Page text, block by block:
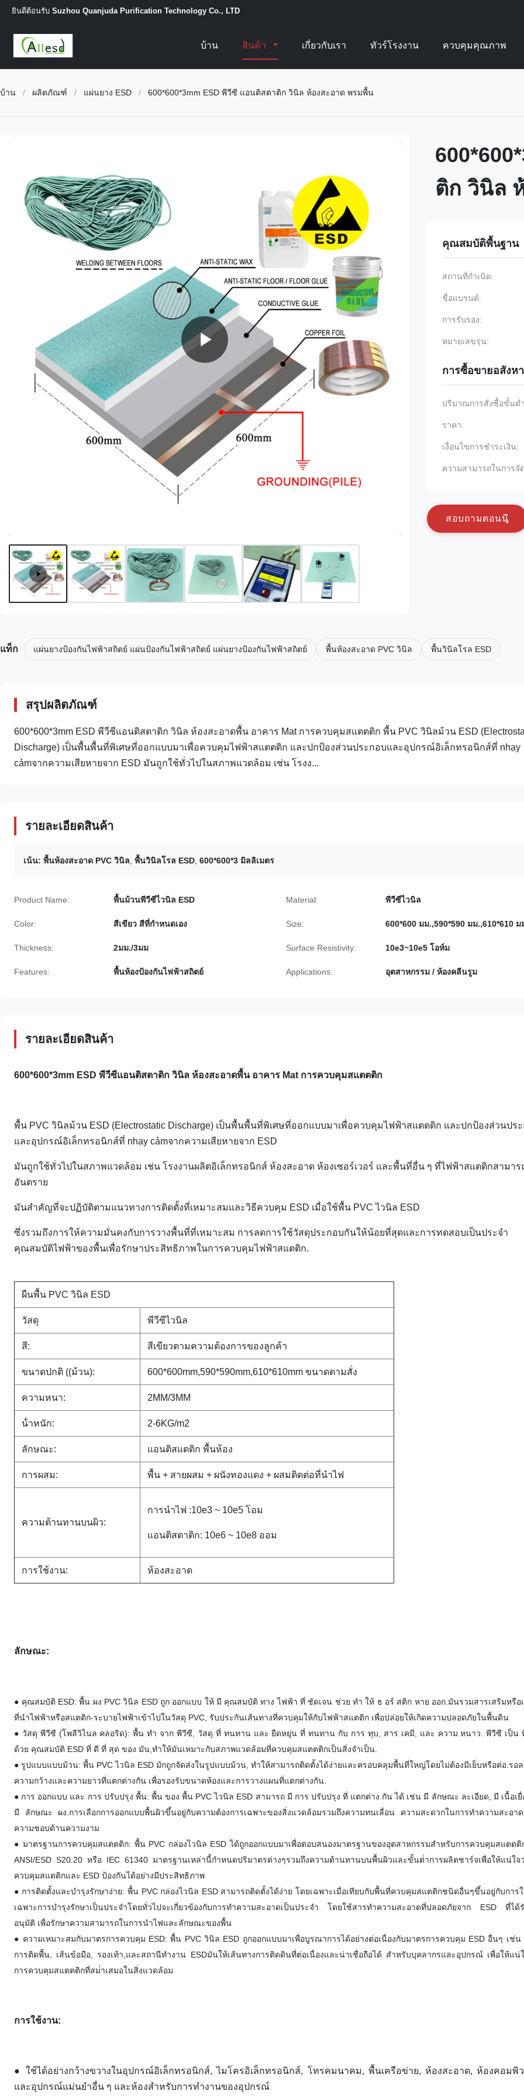
ยินดีต้อนรับ Suzhou Quanjuda Purification Technology Co., LTD
บ้าน สินค้า เกี่ยวกับเรา ทัวร์โรงงาน ควบคุมคุณภาพ
บ้าน / ผลิตภัณฑ์ / แผ่นยาง ESD / 600*600*3mm ESD พีวีซี แอนติสตาติก วินิล ห้องสะอาด พรมพื้น
ติก วินิล
คุณสมบัติพื้นฐาน
สถานที่กำเนิด:
ชื่อแบรนด์:
การรับรอง:
หมายเลขรุ่น:
การซื้อขายอสังห
ปริมาณการสั่งซื้อขั้นต่
ราคา:
เงื่อนไขการชำระเงิน:
ความสามารถในการจั
สอบถามตอนน
แท็ก แผ่นยางป้องกันไฟฟ้าสถิตย์ แผ่นป้องกันไฟฟ้าสถิตย์ แผ่นยางป้องกันไฟฟ้าสถิตย์ พื้นห้องสะอาด PVC วินิล พื้นวินิลโรล ESD
สรุปผลิตภัณฑ์
600*600*3mm ESD พีวีซีแอนติสตาติก วินิล ห้องสะอาดพื้น อาคาร Mat การควบคุมสแตตติก พื้น PVC วินิลม้วน ESD
Discharge) เป็นพื้นพื้นที่พิเศษที่ออกแบบมาเพื่อควบคุมไฟฟ้าสแตตติก และปกป้องส่วนประกอบและอุปกรณ์อิเล็กทรอนิกส์ที่ nhạy
cảmจากความเสียหายจาก ESD มันถูกใช้ทั่วไปในสภาพแวดล้อม เช่น โรงง...
รายละเอียดสินค้า
เน้น: พื้นห้องสะอาด PVC วินิล พื้นวินิลโรล ESD 600*600*3 มิลลิเมตร
Product Name: พื้นม้วนพีวีซีไวนิล ESD Material: พีวีซีไวนิล
Color: สีเขียว สีที่กำหนดเอง Size: 600*600 มม.,590*590 มม.,610*610 ม
Thickness: 2มม./3มม Surface Resistivity: 10e3~10e5 โอห์ม
Features: พื้นห้องป้องกันไฟฟ้าสถิตย์ Applications: อุตสาหกรรม / ห้องคลีนรูม
รายละเอียดสินค้า
600*600*3mm ESD พีวีซีแอนติสตาติก วินิล ห้องสะอาดพื้น อาคาร Mat การควบคุมสแตตติก
พื้น PVC วินิลม้วน ESD (Electrostatic Discharge) เป็นพื้นพื้นที่พิเศษที่ออกแบบมาเพื่อควบคุมไฟฟ้าสแตตติก และปกป้องส่วนปร
และอุปกรณ์อิเล็กทรอนิกส์ที่ nhạy cảmจากความเสียหายจาก ESD
มันถูกใช้ทั่วไปในสภาพแวดล้อม เช่น โรงงานผลิตอิเล็กทรอนิกส์ ห้องสะอาด ห้องเซอร์เวอร์ และพื้นที่อื่น ๆ ที่ไฟฟ้าสแตติกสามาร
อันตราย
มันสําคัญที่จะปฏิบัติตามแนวทางการติดตั้งที่เหมาะสมและวิธีควบคุม ESD เมื่อใช้พื้น PVC ไวนิล ESD
ซึ่งรวมถึงการให้ความมั่นคงกับการวางพื้นที่ที่เหมาะสม การลดการใช้วัสดุประกอบกันให้น้อยที่สุดและการทดสอบเป็นประจํา
คุณสมบัติไฟฟ้าของพื้นเพื่อรักษาประสิทธิภาพในการควบคุมไฟฟ้าสแตติก.
ผืนพื้น PVC วินิล ESD
วัสดุ พีวีซีไวนิล
สี: สีเขียวตามความต้องการของลูกค้า
ขนาดปกติ ((ม้วน): 600*600mm,590*590mm,610*610mm ขนาดตามสั่ง
ความหนา: 2MM/3MM
น้ําหนัก: 2-6KG/m2
ลักษณะ: แอนติสแตติก พื้นห้อง
การผสม: พื้น + สายผสม + ผนังทองแดง + ผสมติดต่อที่นําไฟ
ความต้านทานบนผิว:
การนําไฟ :10e3 ~ 10e5 โอม
แอนติสตาติก: 10e6 ~ 10e8 ออม
การใช้งาน: ห้องสะอาด
ลักษณะ:
● คุณสมบัติ ESD: พื้น ผง PVC วินิล ESD ถูก ออกแบบ ให้ มี คุณสมบัติ ทาง ไฟฟ้า ที่ ชัดเจน ช่วย ทํา ให้ ธ อร์ สติก หาย ออก.มันรวมสารเสริมหรือ
ที่นําไฟฟ้าหรือสแตติก-ระบายไฟฟ้าเข้าไปในวัสดุ PVC, รับประกันเส้นทางที่ควบคุมให้กับไฟฟ้าสแตติก เพื่อปล่อยให้เกิดความปลอดภัยในพื้นดิน
● วัสดุ พีวีซี (โพลีวิไนล คลอริด): พื้น ทํา จาก พีวีซี, วัสดุ ที่ ทนทาน และ ยืดหยุ่น ที่ ทนทาน กับ การ ทุบ, สาร เคมี, และ ความ หนาว. พีวีซี เป็น
ด้วย คุณสมบัติ ESD ที่ ดี ที่ สุด ของ มัน,ทําให้มันเหมาะกับสภาพแวดล้อมที่ควบคุมสแตตติกเป็นสิ่งจําเป็น.
● รูปแบบแบบม้วน: พื้น PVC ไวนิล ESD มักถูกจัดส่งในรูปแบบม้วน, ทําให้สามารถติดตั้งได้ง่ายและครอบคลุมพื้นที่ใหญ่โดยไม่ต้องมีเย็บหรือต่อ.รอ
ความกว้างและความยาวที่แตกต่างกัน เพื่อรองรับขนาดห้องและการวางแผนที่แตกต่างกัน.
● การ ออกแบบ และ การ ปรับปรุง พื้น: พื้น ของ พื้น PVC ไวนิล ESD สามารถ มี การ ปรับปรุง ที่ แตกต่าง กัน ได้ เช่น มี ลักษณะ ละเอียด, มี เนื้อเยื่
มี ลักษณะ ผง.การเลือกการออกแบบพื้นผิวขึ้นอยู่กับความต้องการเฉพาะของสิ่งแวดล้อมรวมถึงความทนเลื่อน ความสะดวกในการทําความสะอา
ความชอบด้านความงาม
● มาตรฐานการควบคุมสแตตติก: พื้น PVC กล่องไวนิล ESD ได้ถูกออกแบบมาเพื่อตอบสนองมาตรฐานของอุตสาหกรรมสําหรับการควบคุมสแตตติ
ANSI/ESD S20.20 หรือ IEC 61340 มาตรฐานเหล่านี้กําหนดปริมาตรต่างๆรวมถึงความต้านทานบนพื้นผิวและขั้นต่ําการผลิตชาร์จเพื่อให้แน่ใจ
ควบคุมสแตติกและ ESD ป้องกันได้อย่างมีประสิทธิภาพ
● การติดตั้งและบํารุงรักษาง่าย: พื้น PVC กล่องไวนิล ESD สามารถติดตั้งได้ง่าย โดยเฉพาะเมื่อเทียบกับพื้นที่ควบคุมสแตติกชนิดอื่นๆขึ้นอยู่กับการ
เฉพาะการบํารุงรักษาเป็นประจําโดยทั่วไปจะเกี่ยวข้องกับการทําความสะอาดเป็นประจํา โดยใช้สารทําความสะอาดที่ปลอดภัยจาก ESD ที่ได้
อนุมัติ เพื่อรักษาความสามารถในการนําไฟและลักษณะของพื้น
● ความเหมาะสมกับมาตรการควบคุม ESD: พื้น PVC วินิล ESD ถูกออกแบบมาเพื่อบูรณาการได้อย่างต่อเนื่องกับมาตรการควบคุม ESD อื่นๆ เช่น
การติดพื้น, เส้นข้อมือ, รองเท้า,และสถานีทํางาน ESDมันให้เส้นทางการติดดินที่ต่อเนื่องและน่าเชื่อถือได้ สําหรับบุคลากรและอุปกรณ์ เพื่อให้แน่
การควบคุมสแตตติกที่สม่ําเสมอในสิ่งแวดล้อม
การใช้งาน:
● ใช้ได้อย่างกว้างขวางในอุปกรณ์อิเล็กทรอนิกส์, ไมโครอิเล็กทรอนิกส์, โทรคมนาคม, พื้นเครือข่าย, ห้องสะอาด, ห้องคอมพิว
และอุปกรณ์แม่นยําอื่น ๆ และห้องสําหรับการทํางานของอุปกรณ์